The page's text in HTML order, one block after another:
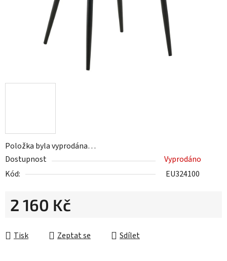
Položka byla vyprodána…
Dostupnost
Vyprodáno
Kód:
EU324100
2 160 Kč
Tisk
Zeptat se Sdílet